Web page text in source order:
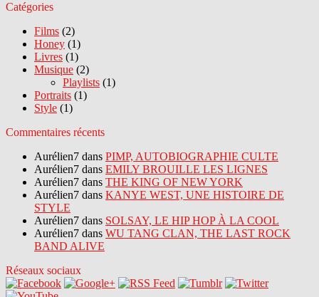
Catégories
Films (2)
Honey (1)
Livres (1)
Musique (2)
Playlists (1)
Portraits (1)
Style (1)
Commentaires récents
Aurélien7 dans PIMP, AUTOBIOGRAPHIE CULTE
Aurélien7 dans EMILY BROUILLE LES LIGNES
Aurélien7 dans THE KING OF NEW YORK
Aurélien7 dans KANYE WEST, UNE HISTOIRE DE
STYLE
Aurélien7 dans SOLSAY, LE HIP HOP À LA COOL
Aurélien7 dans WU TANG CLAN, THE LAST ROCK
BAND ALIVE
Réseaux sociaux